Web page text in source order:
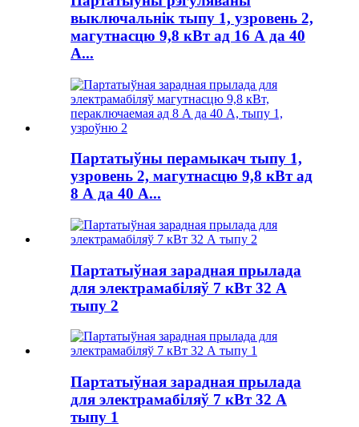
выключальнік тыпу 1, узровень 2,
магутнасцю 9,8 кВт ад 16 А да 40
А...
Партатыўны перамыкач тыпу 1,
узровень 2, магутнасцю 9,8 кВт ад
8 А да 40 А...
Партатыўная зарадная прылада
для электрамабіляў 7 кВт 32 А
тыпу 2
Партатыўная зарадная прылада
для электрамабіляў 7 кВт 32 А
тыпу 1